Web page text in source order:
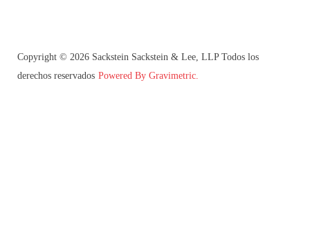
Copyright © 2026 Sackstein Sackstein & Lee, LLP Todos los
derechos reservados Powered By Gravimetric.